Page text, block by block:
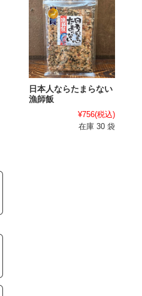
日本人ならたまらない
漁師飯
¥756(税込)
在庫 30 袋